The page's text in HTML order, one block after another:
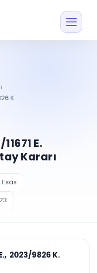
Müvekkil ve taraf
Vekalet
takibi
Giriş Yap
K.
E.
Kararı
Esas
2023/9826 K.